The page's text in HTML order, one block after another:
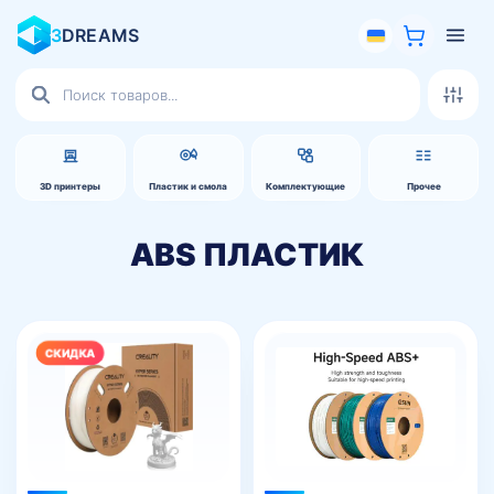
3DREAMS
3D принтеры Пластик и смола Комплектующие Прочее
товаров
товар
имеет
несколько
вариаций.